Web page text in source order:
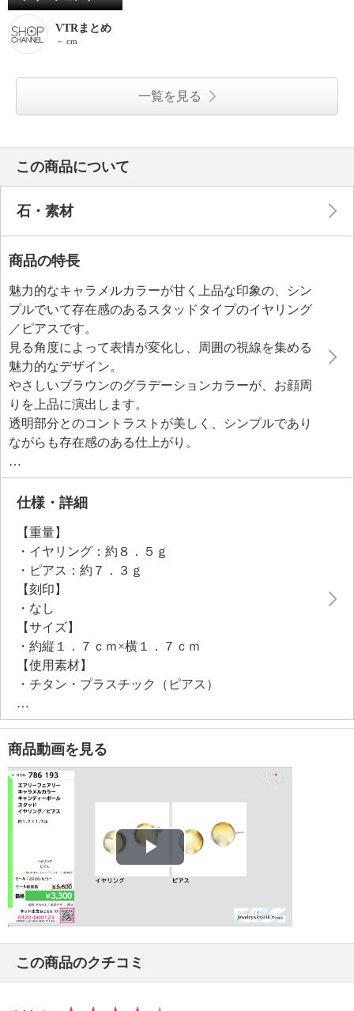
VTRまとめ
－ cm
一覧を見る
この商品について
石・素材
商品の特長
魅力的なキャラメルカラーが甘く上品な印象の、シン
プルでいて存在感のあるスタッドタイプのイヤリング
／ピアスです。
見る角度によって表情が変化し、周囲の視線を集める
魅力的なデザイン。
やさしいブラウンのグラデーションカラーが、お顔周
りを上品に演出します。
透明部分とのコントラストが美しく、シンプルであり
ながらも存在感のある仕上がり。
アクリル樹脂を使用しているため、ボリュームの割に
は軽い着け心地もうれしいポイントです。
仕様・詳細
【重量】
・イヤリング：約８．５ｇ
・ピアス：約７．３ｇ
【刻印】
・なし
【サイズ】
・約縦１．７ｃｍ×横１．７ｃｍ
【使用素材】
・チタン・プラスチック（ピアス）
・合金（共通）
【メッキ素材】
・材質：シルバートーンコート
【その他】
・個体差あり
【原産国（地）】
・日本製
商品動画を見る
Play
この商品のクチコミ